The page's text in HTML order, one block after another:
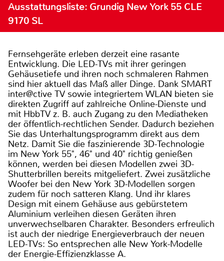
Ausstattungsliste: Grundig New York 55 CLE
9170 SL
Fernsehgeräte erleben derzeit eine rasante
Entwicklung. Die LED-TVs mit ihrer geringen
Gehäusetiefe und ihren noch schmaleren Rahmen
sind hier aktuell das Maß aller Dinge. Dank SMART
inter@ctive TV sowie integriertem WLAN bieten sie
direkten Zugriff auf zahlreiche Online-Dienste und
mit HbbTV z. B. auch Zugang zu den Mediatheken
der öffentlich-rechtlichen Sender. Dadurch beziehen
Sie das Unterhaltungsprogramm direkt aus dem
Netz. Damit Sie die faszinierende 3D-Technologie
im New York 55", 46" und 40" richtig genießen
können, werden bei diesen Modellen zwei 3D-
Shutterbrillen bereits mitgeliefert. Zwei zusätzliche
Woofer bei den New York 3D-Modellen sorgen
zudem für noch satteren Klang. Und ihr klares
Design mit einem Gehäuse aus gebürstetem
Aluminium verleihen diesen Geräten ihren
unverwechselbaren Charakter. Besonders erfreulich
ist auch der niedrige Energieverbrauch der neuen
LED-TVs: So entsprechen alle New York-Modelle
der Energie-Effizienzklasse A.